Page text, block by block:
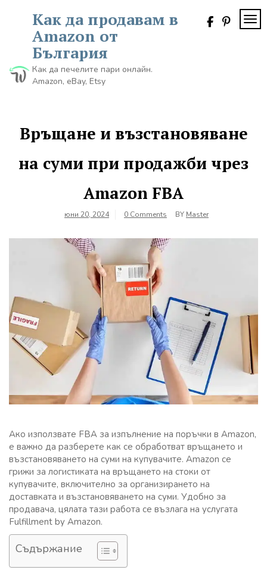
Как да продавам в
Amazon от
България
Как да печелите пари онлайн.
Amazon, eBay, Etsy
Връщане и възстановяване
на суми при продажби чрез
Amazon FBA
юни 20, 2024 0 Comments BY Master
Ако използвате FBA за изпълнение на поръчки в Amazon,
е важно да разберете как се обработват връщането и
възстановяването на суми на купувачите. Amazon се
грижи за логистиката на връщането на стоки от
купувачите, включително за организирането на
доставката и възстановяването на суми. Удобно за
продавача, цялата тази работа се възлага на услугата
Fulfillment by Amazon.
Съдържание